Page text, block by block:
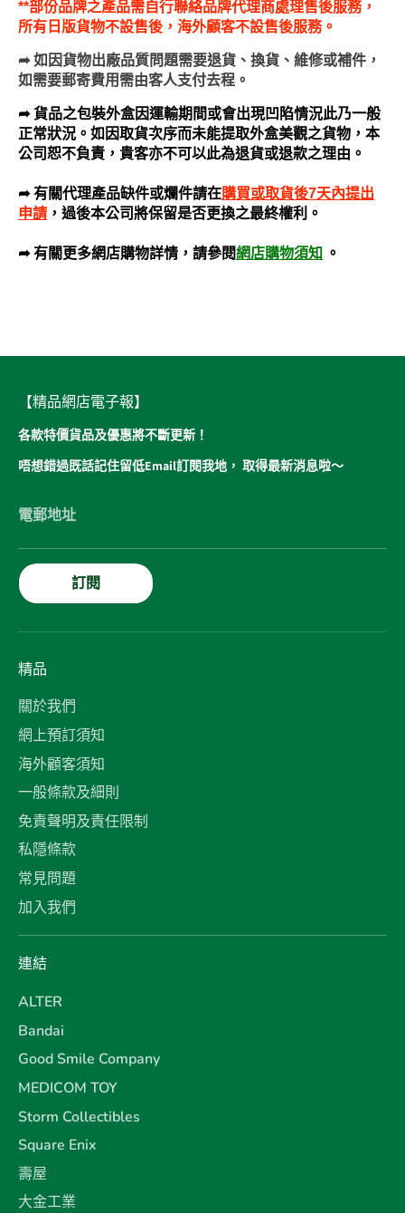
**部份品牌之產品需自行聯絡品牌代理商處理售後服務，
所有日版貨物不設售後，海外顧客不設售後服務。
➦如因貨物出廠品質問題需要退貨、換貨、維修或補件，
如需要郵寄費用需由客人支付去程。
➦ 貨品之包裝外盒因運輸期間或會出現凹陷情況此乃一般
正常狀況。如因取貨次序而未能提取外盒美觀之貨物，本
公司恕不負責，貴客亦不可以此為退貨或退款之理由。
➦ 有關代理產品缺件或爛件請在購買或取貨後7天內提出
申請 ，過後本公司將保留是否更換之最終權利。
➦ 有關更多網店購物詳情，請參閱網店購物須知 。
【精品網店電子報】
各款特價貨品及優惠將不斷更新！
唔想錯過既話記住留低Email訂閱我地， 取得最新消息啦～
電郵地址
訂閱
精品
關於我們
網上預訂須知
海外顧客須知
一般條款及細則
免責聲明及責任限制
私隱條款
常見問題
加入我們
連結
ALTER
Bandai
Good Smile Company
MEDICOM TOY
Storm Collectibles
Square Enix
壽屋
大金工業